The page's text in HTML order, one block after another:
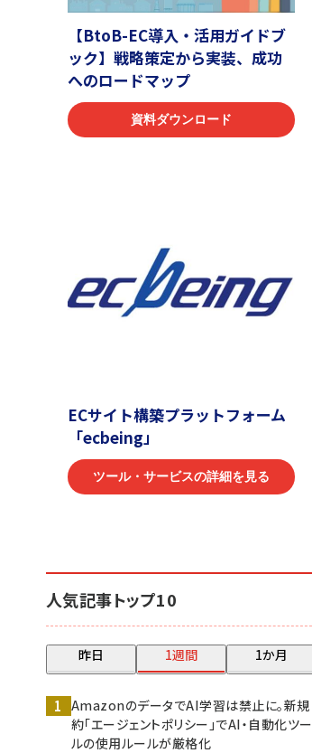
人気記事トップ10
昨日 1週間 1か月
AmazonのデータでAI学習は禁止に。新規
約「エージェントポリシー」でAI・自動化ツー
ルの使用ルールが厳格化